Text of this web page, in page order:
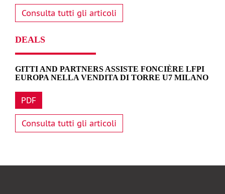
Consulta tutti gli articoli
DEALS
GITTI AND PARTNERS ASSISTE FONCIÈRE LFPI
EUROPA NELLA VENDITA DI TORRE U7 MILANO
PDF
Consulta tutti gli articoli